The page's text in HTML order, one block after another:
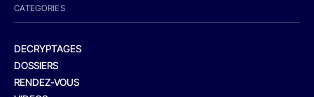
CATEGORIES
DECRYPTAGES
DOSSIERS
RENDEZ-VOUS